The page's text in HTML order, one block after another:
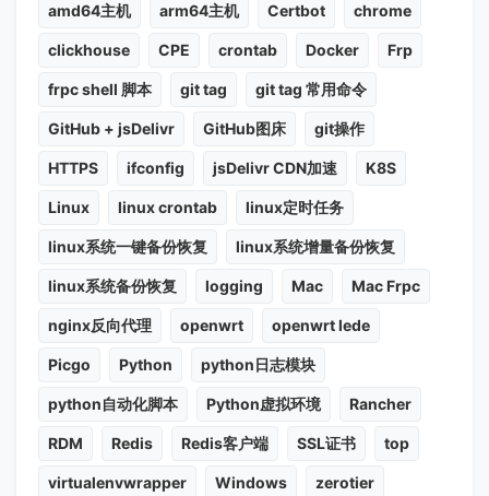
amd64主机 arm64主机 Certbot chrome
clickhouse CPE crontab Docker Frp
frpc shell 脚本 git tag git tag 常用命令
GitHub + jsDelivr GitHub图床 git操作
HTTPS ifconfig jsDelivr CDN加速 K8S
Linux linux crontab linux定时任务
linux系统一键备份恢复 linux系统增量备份恢复
linux系统备份恢复 logging Mac Mac Frpc
nginx反向代理 openwrt openwrt lede
Picgo Python python日志模块
python自动化脚本 Python虚拟环境 Rancher
RDM Redis Redis客户端 SSL证书 top
virtualenvwrapper Windows zerotier